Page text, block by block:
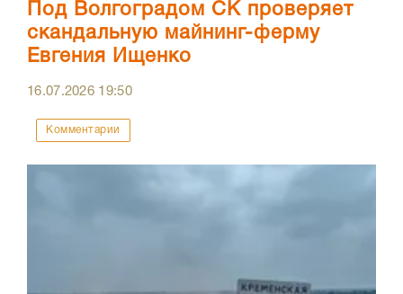
Под Волгоградом СК проверяет
скандальную майнинг-ферму
Евгения Ищенко
16.07.2026 19:50
Комментарии